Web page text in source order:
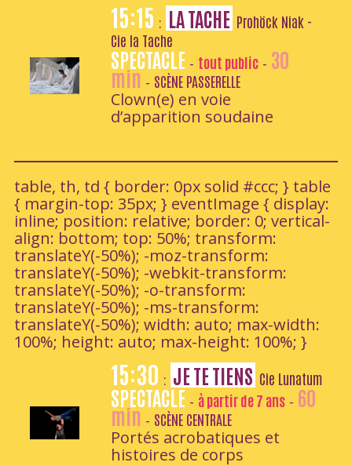
15:15 : LA TACHE Prohöck Niak -
Cie la Tache
SPECTACLE - tout public- 30
min - SCÈNE PASSERELLE
Clown(e) en voie
d’apparition soudaine
table, th, td { border: 0px solid #ccc; } table
{ margin-top: 35px; } eventImage { display:
inline; position: relative; border: 0; vertical-
align: bottom; top: 50%; transform:
translateY(-50%); -moz-transform:
translateY(-50%); -webkit-transform:
translateY(-50%); -o-transform:
translateY(-50%); -ms-transform:
translateY(-50%); width: auto; max-width:
100%; height: auto; max-height: 100%; }
15:30 : JE TE TIENS Cie Lunatum
SPECTACLE - à partir de 7 ans- 60
min - SCÈNE CENTRALE
Portés acrobatiques et
histoires de corps